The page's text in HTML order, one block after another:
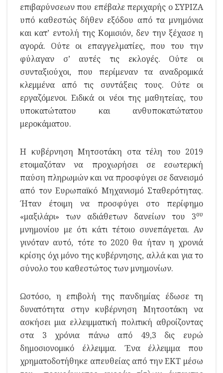
επιβαρύνσεων που επέβαλε περιχαρής ο ΣΥΡΙΖΑ
υπό καθεστώς δήθεν εξόδου από τα μνημόνια
και κατ’ εντολή της Κομισιόν, δεν την ξέχασε η
αγορά. Ούτε οι επαγγελματίες, που του την
φύλαγαν σ’ αυτές τις εκλογές. Ούτε οι
συνταξιούχοι, που περίμεναν τα αναδρομικά
κλεμμένα από τις συντάξεις τους. Ούτε οι
εργαζόμενοι. Ειδικά οι νέοι της μαθητείας, του
υποκατώτατου και ανθυποκατώτατου
μεροκάματου.
Η κυβέρνηση Μητσοτάκη στα τέλη του 2019
ετοιμαζόταν να προχωρήσει σε εσωτερική
παύση πληρωμών και να προσφύγει σε δανεισμό
από τον Ευρωπαϊκό Μηχανισμό Σταθερότητας.
Ήταν έτοιμη να προσφύγει στο περίφημο
«μαξιλάρι» των αδιάθετων δανείων του 3ου
μνημονίου με ότι κάτι τέτοιο συνεπάγεται. Αν
γινόταν αυτό, τότε το 2020 θα ήταν η χρονιά
κρίσης όχι μόνο της κυβέρνησης, αλλά και για το
σύνολο του καθεστώτος των μνημονίων.
Ωστόσο, η επιβολή της πανδημίας έδωσε τη
δυνατότητα στην κυβέρνηση Μητσοτάκη να
ασκήσει μια ελλειμματική πολιτική αθροίζοντας
στα 3 χρόνια πάνω από 49,3 δις ευρώ
δημοσιονομικό έλλειμμα. Ένα έλλειμμα που
χρηματοδοτήθηκε απευθείας από την ΕΚΤ μέσω